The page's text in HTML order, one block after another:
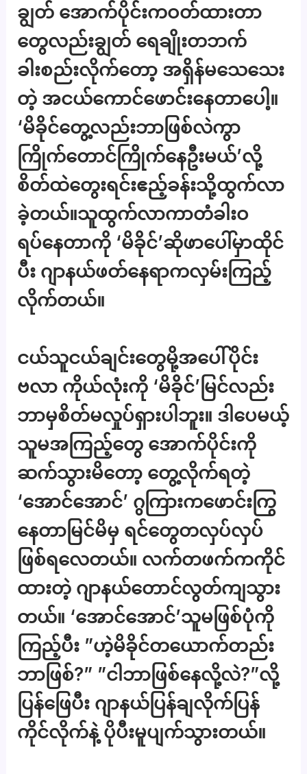
ချွတ် အောက်ပိုင်းကဝတ်ထားတာ
တွေလည်းချွတ် ရေချိုးတဘက်
ခါးစည်းလိုက်တော့ အရှိန်မသေသေး
တဲ့ အငယ်ကောင်ဖောင်းနေတာပေါ့။
‘မိခိုင်တွေ့လည်းဘာဖြစ်လဲကွာ
ကြိုက်တောင်ကြိုက်နေဦးမယ်’လို့
စိတ်ထဲတွေးရင်းဧည့်ခန်းသို့ထွက်လာ
ခဲ့တယ်။သူထွက်လာကာတံခါးဝ
ရပ်နေတာကို ‘မိခိုင်’ဆိုဖာပေါ်မှာထိုင်
ပီး ဂျာနယ်ဖတ်နေရာကလှမ်းကြည့်
လိုက်တယ်။
ငယ်သူငယ်ချင်းတွေမို့အပေါ်ပိုင်း
ဗလာ ကိုယ်လုံးကို ‘မိခိုင်’မြင်လည်း
ဘာမှစိတ်မလှုပ်ရှားပါဘူး။ ဒါပေမယ့်
သူမအကြည့်တွေ အောက်ပိုင်းကို
ဆက်သွားမိတော့ တွေ့လိုက်ရတဲ့
‘အောင်အောင်’ ဂွကြားကဖောင်းကြွ
နေတာမြင်မိမှ ရင်တွေတလှပ်လှပ်
ဖြစ်ရလေတယ်။ လက်တဖက်ကကိုင်
ထားတဲ့ ဂျာနယ်တောင်လွတ်ကျသွား
တယ်။ ‘အောင်အောင်’သူမဖြစ်ပုံကို
ကြည့်ပီး ”ဟဲ့မိခိုင်တယောက်တည်း
ဘာဖြစ်?” ”ငါဘာဖြစ်နေလို့လဲ?”လို့
ပြန်ဖြေပီး ဂျာနယ်ပြန်ချလိုက်ပြန်
ကိုင်လိုက်နဲ့ ပိုပီးမူပျက်သွားတယ်။